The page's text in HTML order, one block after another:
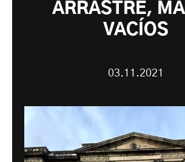
ARRASTRE,
VACÍOS
03.11.2021